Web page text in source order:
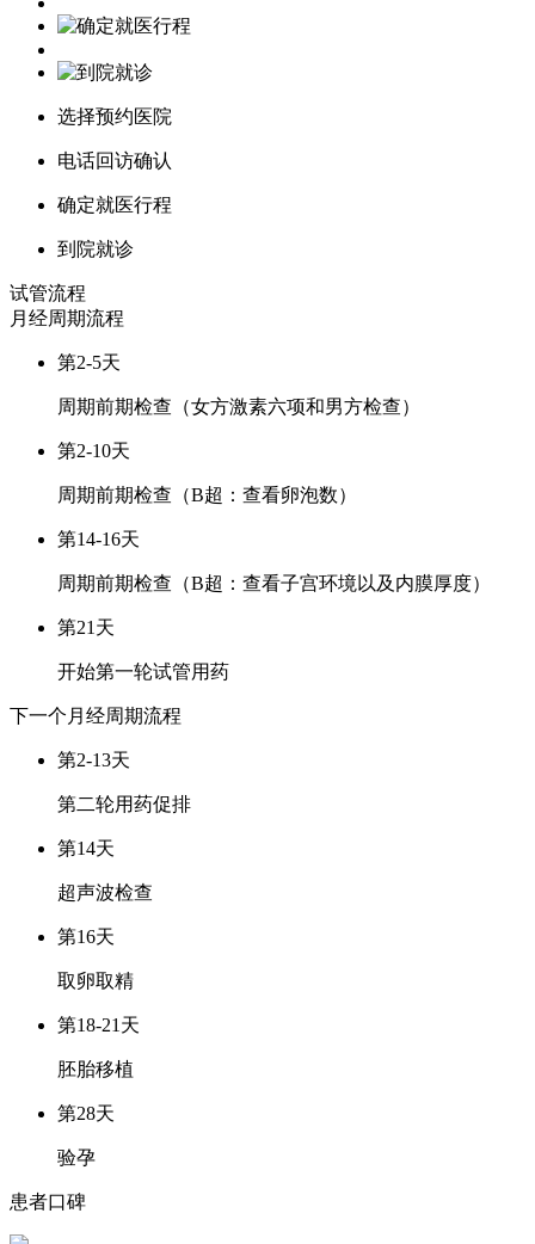
选择预约医院
电话回访确认
确定就医行程
到院就诊
试管流程
月经周期流程
第2-5天
周期前期检查（女方激素六项和男方检查）
第2-10天
周期前期检查（B超：查看卵泡数）
第14-16天
周期前期检查（B超：查看子宫环境以及内膜厚度）
第21天
开始第一轮试管用药
下一个月经周期流程
第2-13天
第二轮用药促排
第14天
超声波检查
第16天
取卵取精
第18-21天
胚胎移植
第28天
验孕
患者口碑